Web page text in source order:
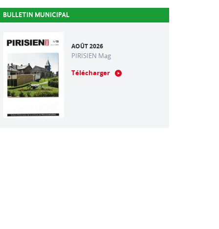
BULLETIN MUNICIPAL
AOÛT 2026
PIRISIEN Mag
Télécharger